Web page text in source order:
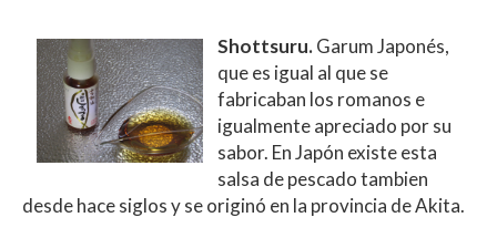
Shottsuru.Garum Japonés,
que es igual al que se
fabricaban los romanos e
igualmente apreciado por su
sabor. En Japón existe esta
salsa de pescado tambien
desde hace siglos y se originó en la provincia de Akita.